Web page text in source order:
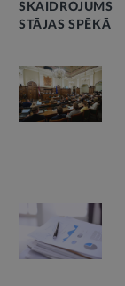
SKAIDROJUMS
STĀJAS SPĒKĀ